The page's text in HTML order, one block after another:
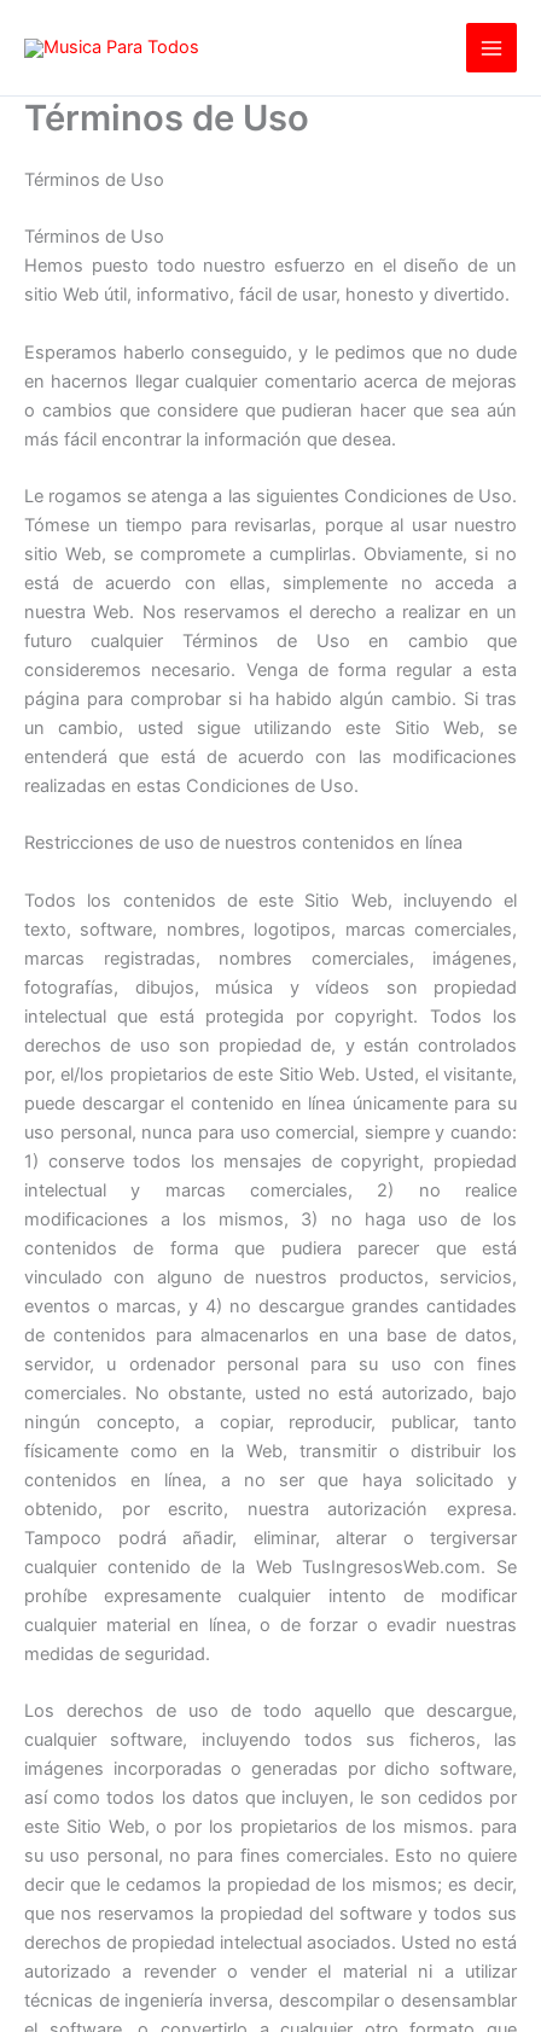
Términos de Uso
Términos de Uso
Términos de Uso
Hemos puesto todo nuestro esfuerzo en el diseño de un
sitio Web útil, informativo, fácil de usar, honesto y divertido.
Esperamos haberlo conseguido, y le pedimos que no dude
en hacernos llegar cualquier comentario acerca de mejoras
o cambios que considere que pudieran hacer que sea aún
más fácil encontrar la información que desea.
Le rogamos se atenga a las siguientes Condiciones de Uso.
Tómese un tiempo para revisarlas, porque al usar nuestro
sitio Web, se compromete a cumplirlas. Obviamente, si no
está de acuerdo con ellas, simplemente no acceda a
nuestra Web. Nos reservamos el derecho a realizar en un
futuro cualquier Términos de Uso en cambio que
consideremos necesario. Venga de forma regular a esta
página para comprobar si ha habido algún cambio. Si tras
un cambio, usted sigue utilizando este Sitio Web, se
entenderá que está de acuerdo con las modificaciones
realizadas en estas Condiciones de Uso.
Restricciones de uso de nuestros contenidos en línea
Todos los contenidos de este Sitio Web, incluyendo el
texto, software, nombres, logotipos, marcas comerciales,
marcas registradas, nombres comerciales, imágenes,
fotografías, dibujos, música y vídeos son propiedad
intelectual que está protegida por copyright. Todos los
derechos de uso son propiedad de, y están controlados
por, el/los propietarios de este Sitio Web. Usted, el visitante,
puede descargar el contenido en línea únicamente para su
uso personal, nunca para uso comercial, siempre y cuando:
1) conserve todos los mensajes de copyright, propiedad
intelectual y marcas comerciales, 2) no realice
modificaciones a los mismos, 3) no haga uso de los
contenidos de forma que pudiera parecer que está
vinculado con alguno de nuestros productos, servicios,
eventos o marcas, y 4) no descargue grandes cantidades
de contenidos para almacenarlos en una base de datos,
servidor, u ordenador personal para su uso con fines
comerciales. No obstante, usted no está autorizado, bajo
ningún concepto, a copiar, reproducir, publicar, tanto
físicamente como en la Web, transmitir o distribuir los
contenidos en línea, a no ser que haya solicitado y
obtenido, por escrito, nuestra autorización expresa.
Tampoco podrá añadir, eliminar, alterar o tergiversar
cualquier contenido de la Web TusIngresosWeb.com. Se
prohíbe expresamente cualquier intento de modificar
cualquier material en línea, o de forzar o evadir nuestras
medidas de seguridad.
Los derechos de uso de todo aquello que descargue,
cualquier software, incluyendo todos sus ficheros, las
imágenes incorporadas o generadas por dicho software,
así como todos los datos que incluyen, le son cedidos por
este Sitio Web, o por los propietarios de los mismos. para
su uso personal, no para fines comerciales. Esto no quiere
decir que le cedamos la propiedad de los mismos; es decir,
que nos reservamos la propiedad del software y todos sus
derechos de propiedad intelectual asociados. Usted no está
autorizado a revender o vender el material ni a utilizar
técnicas de ingeniería inversa, descompilar o desensamblar